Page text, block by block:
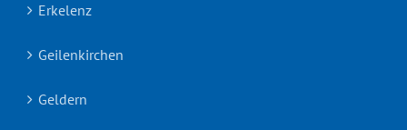
Erkelenz
Geilenkirchen
Geldern